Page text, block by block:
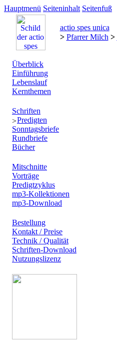
Hauptmenü Seiteninhalt Seitenfuß
actio spes unica
> Pfarrer Milch >
Überblick
Einführung
Lebenslauf
Kernthemen
Schriften
Predigten
Sonntagsbriefe
Rundbriefe
Bücher
Mitschnitte
Vorträge
Predigtzyklus
mp3-Kollektionen
mp3-Download
Bestellung
Kontakt / Preise
Technik / Qualität
Schriften-Download
Nutzungslizenz